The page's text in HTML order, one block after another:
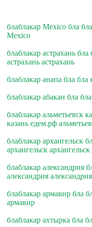
блаблакар Mexico бла
Mexico
блаблакар астрахань
астрахань астрахань
блаблакар анапа бла
блаблакар абакан бла
блаблакар альметьевск
казань едем.рф
блаблакар архангельск
архангельск архангельск
блаблакар александрия
александрия александрия
блаблакар армавир бла
армавир
блаблакар ахтырка бла